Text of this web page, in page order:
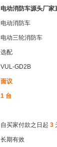
电动消防车源头厂
电动消防车
电动三轮消防车
选配
VUL-GD2B
面议
1 台
自买家付款之日起 3
长期有效